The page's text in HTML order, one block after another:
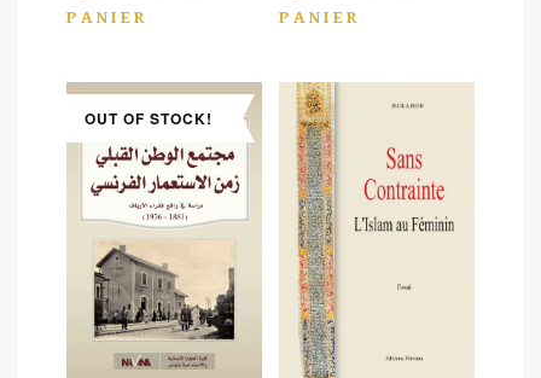
PANIER
PANIER
OUT OF STOCK!